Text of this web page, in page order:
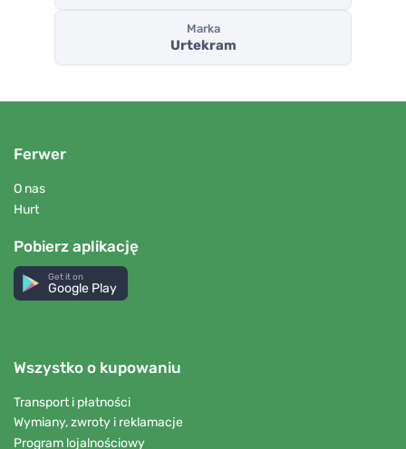
Marka
Urtekram
Ferwer
O nas
Hurt
Pobierz aplikację
Get it on
Google Play
Wszystko o kupowaniu
Transport i płatności
Wymiany, zwroty i reklamacje
Program lojalnościowy